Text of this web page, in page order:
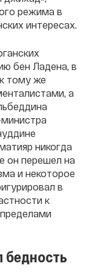
режима в
интересах.
бен Ладена, в
тому же
а
никогда
он перешел на
и некоторое
в
к
бедность